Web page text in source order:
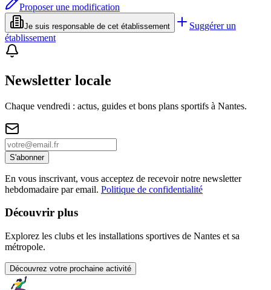
Proposer une modification
Je suis responsable de cet établissement
Suggérer un
établissement
Newsletter locale
Chaque vendredi : actus, guides et bons plans sportifs à Nantes.
S'abonner
En vous inscrivant, vous acceptez de recevoir notre newsletter
hebdomadaire par email. Politique de confidentialité
Découvrir plus
Explorez les clubs et les installations sportives de Nantes et sa
métropole.
Découvrez votre prochaine activité